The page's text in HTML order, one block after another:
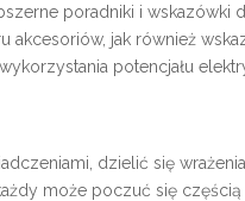
poradniki i
jak również
potencjału
dzielić się
może poczuć się